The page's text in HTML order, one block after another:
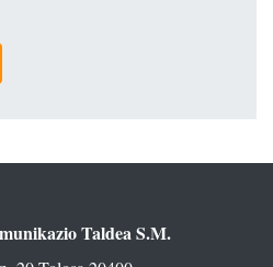
Taldea S.M.